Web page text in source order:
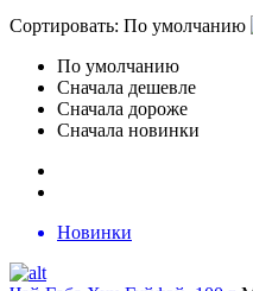
Сортировать: По умолчанию
По умолчанию
Сначала дешевле
Сначала дороже
Сначала новинки
Новинки